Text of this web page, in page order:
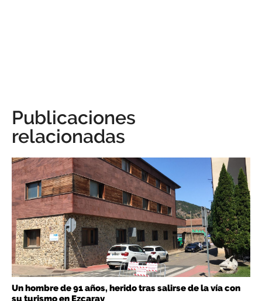
Publicaciones
relacionadas
Un hombre de 91 años, herido tras salirse de la vía con
su turismo en Ezcaray